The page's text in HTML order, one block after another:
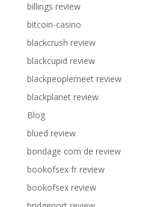
billings review
bitcoin-casino
blackcrush review
blackcupid review
blackpeoplemeet review
blackplanet review
Blog
blued review
bondage com de review
bookofsex fr review
bookofsex review